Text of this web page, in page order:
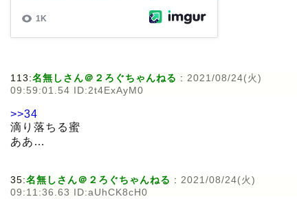
113:名無しさん＠２ろぐちゃんねる : 2021/08/24(火)
09:59:01.54 ID:2t4ExAyM0
>>34
滴り落ちる蜜
ああ…
35:名無しさん＠２ろぐちゃんねる : 2021/08/24(火)
09:11:36.63 ID:aUhCK8cH0